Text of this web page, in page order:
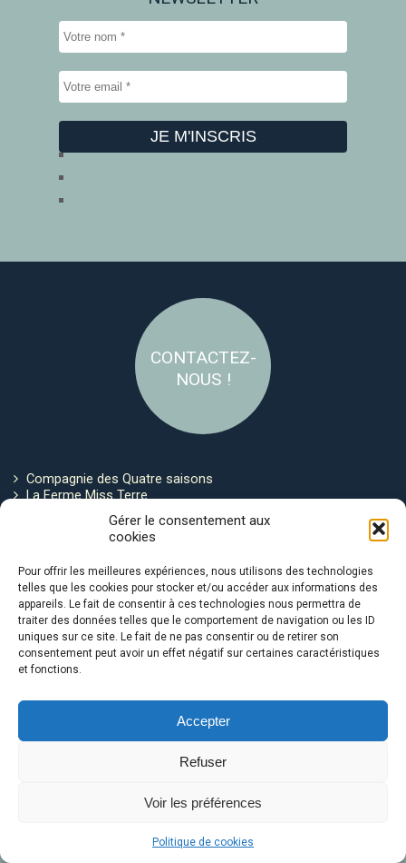
Gérer le consentement aux
cookies
Pour offrir les meilleures expériences, nous utilisons des technologies
telles que les cookies pour stocker et/ou accéder aux informations des
appareils. Le fait de consentir à ces technologies nous permettra de
traiter des données telles que le comportement de navigation ou les ID
uniques sur ce site. Le fait de ne pas consentir ou de retirer son
consentement peut avoir un effet négatif sur certaines caractéristiques
et fonctions.
Accepter
Refuser
Voir les préférences
Politique de cookies
CONTACTEZ-
NOUS !
Compagnie des Quatre saisons
La Ferme Miss Terre
Politique de cookies
Avec le soutien de :
Le Ventre de la Baleine © 2026